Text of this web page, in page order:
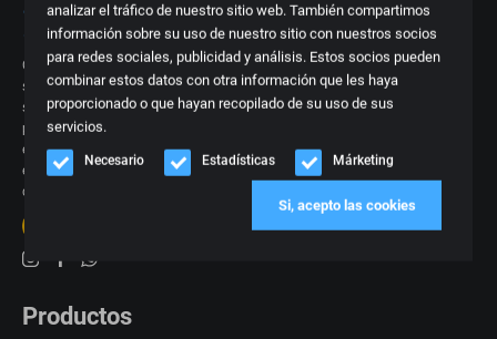
analizar el tráfico de nuestro sitio web. También compartimos
información sobre su uso de nuestro sitio con nuestros socios
para redes sociales, publicidad y análisis. Estos socios pueden
combinar estos datos con otra información que les haya
proporcionado o que hayan recopilado de su uso de sus
servicios.
Necesario Estadísticas Márketing
Si, acepto las cookies
Con más de 15 años de experiencia en el negocio del interior del automóvil,
sabemos mejor que nadie lo que se necesita. Regularmente recibimos
solicitudes de un interior exclusivo de un tipo de coche específico o de una
pieza, espuma o tapicería de un asiento de coche. Por eso pensamos que
era el momento de crear una plataforma en la que poder ofrecer todos
estos productos, a menudo específicos. Todo bajo un mismo techo y fácil
de pedir directamente en línea.
Productos